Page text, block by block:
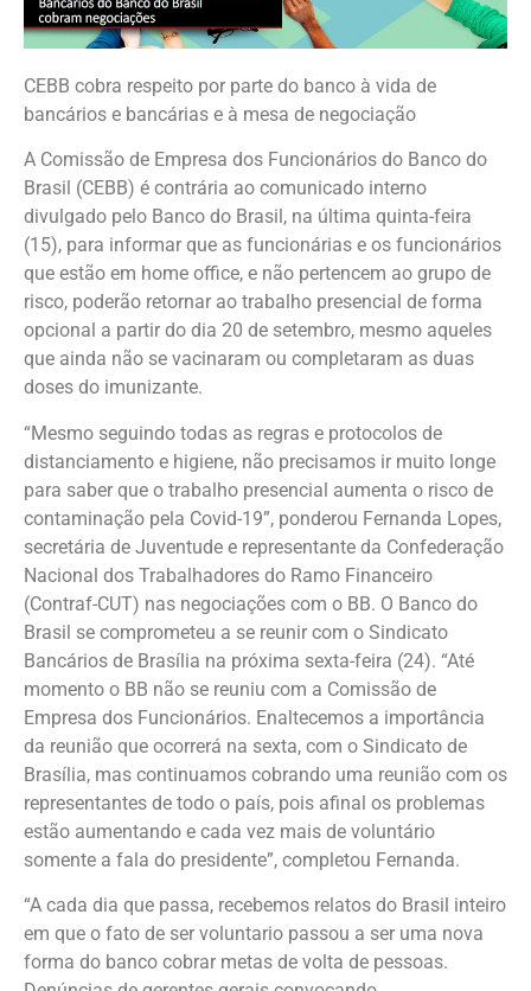
CEBB cobra respeito por parte do banco à vida de
bancários e bancárias e à mesa de negociação
A Comissão de Empresa dos Funcionários do Banco do
Brasil (CEBB) é contrária ao comunicado interno
divulgado pelo Banco do Brasil, na última quinta-feira
(15), para informar que as funcionárias e os funcionários
que estão em home office, e não pertencem ao grupo de
risco, poderão retornar ao trabalho presencial de forma
opcional a partir do dia 20 de setembro, mesmo aqueles
que ainda não se vacinaram ou completaram as duas
doses do imunizante.
“Mesmo seguindo todas as regras e protocolos de
distanciamento e higiene, não precisamos ir muito longe
para saber que o trabalho presencial aumenta o risco de
contaminação pela Covid-19”, ponderou Fernanda Lopes,
secretária de Juventude e representante da Confederação
Nacional dos Trabalhadores do Ramo Financeiro
(Contraf-CUT) nas negociações com o BB. O Banco do
Brasil se comprometeu a se reunir com o Sindicato
Bancários de Brasília na próxima sexta-feira (24). “Até
momento o BB não se reuniu com a Comissão de
Empresa dos Funcionários. Enaltecemos a importância
da reunião que ocorrerá na sexta, com o Sindicato de
Brasília, mas continuamos cobrando uma reunião com os
representantes de todo o país, pois afinal os problemas
estão aumentando e cada vez mais de voluntário
somente a fala do presidente”, completou Fernanda.
“A cada dia que passa, recebemos relatos do Brasil inteiro
em que o fato de ser voluntario passou a ser uma nova
forma do banco cobrar metas de volta de pessoas.